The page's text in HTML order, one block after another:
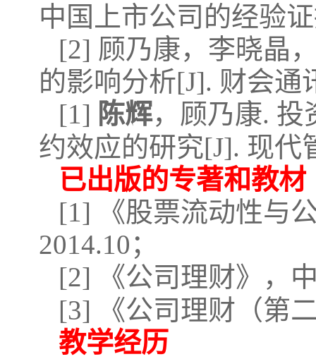
中国上市公司的经验
[2] 顾乃康，李晓晶
的影响分析[J]. 财会通
[1] 陈辉，顾乃康.
约效应的研究[J]. 现代
已出版的专著和教材
[1] 《股票流动性与
2014.10；
[2] 《公司理财》，
[3] 《公司理财（第
教学经历